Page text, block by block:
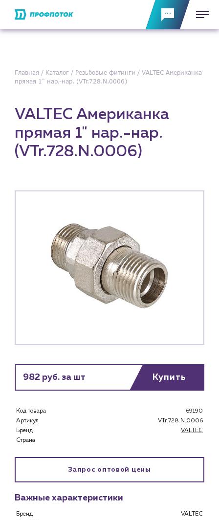
Главная Каталог Резьбовые фитинги
VALTEC Американка
прямая 1" нар.-нар. (VTr.728.N.0006)
VALTEC Американка
прямая 1" нар.-нар.
(VTr.728.N.0006)
982 руб. за шт Купить
Код товара
69190
Артикул
VTr.728.N.0006
Бренд
VALTEC
Страна
Запрос оптовой цены
Важные характеристики
Бренд
VALTEC